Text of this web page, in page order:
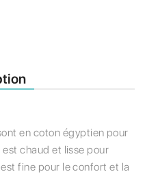
en coton égyptien pour
chaud et lisse pour
fine pour le confort et la